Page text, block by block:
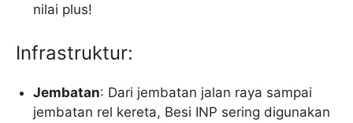
nilai plus!
Infrastruktur:
Jembatan: Dari jembatan jalan raya sampai
jembatan rel kereta, Besi INP sering digunakan